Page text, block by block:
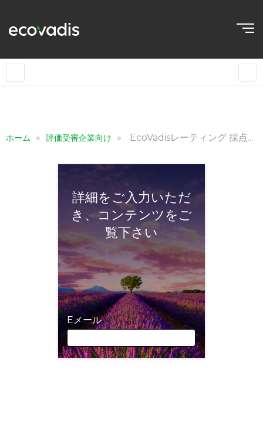
ホーム » 評価受審企業向け » EcoVadisレーティング 採点原則
詳細をご入力いただ
き、コンテンツをご
覧下さい
Eメール